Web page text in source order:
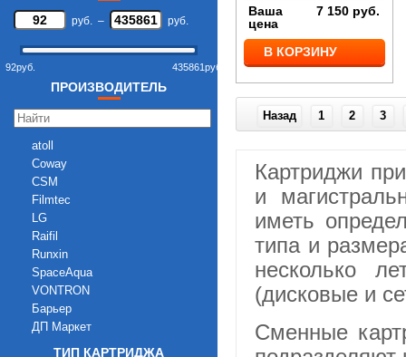
2,1
2,8
23
23,5
27
30
31
33
34
36
36,6
37
40
5,3
5,7
6,25
6,5
руб. – руб.
92руб. 435861 руб.
ПРОИЗВОДИТЕЛЬ
atoll
Coway
CSM
Filmtec
LG
Raifil
Runxin
SpaceAqua
VONTRON
Барьер
ДП Маркет
ТИП КАРТРИДЖА
Ваша
цена
7 150 руб.
В КОРЗИНУ
Назад 1 2 3
Картриджи
и
иметь
типа и
несколько
(дисковые и
Сменные